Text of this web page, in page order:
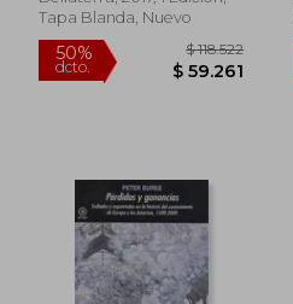
dcto. $ 47.991
Tapa Blanda, Nuevo